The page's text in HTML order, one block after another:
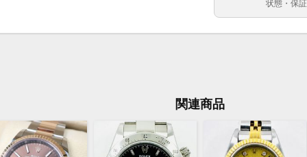
ムーブメント
ケースサイズ
付属品
状態・保証
関連商品